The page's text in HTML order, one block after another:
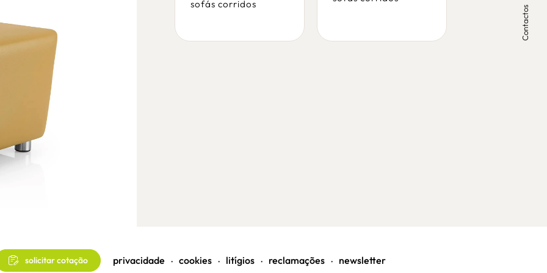
sofás corridos
sofás corridos
Contactos
solicitar cotação privacidade • cookies • litígios • reclamações • newsletter